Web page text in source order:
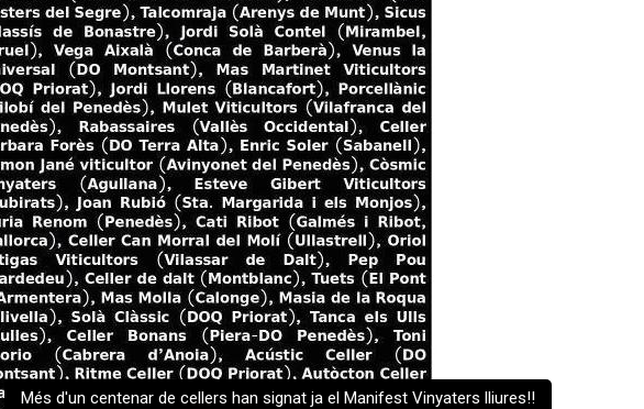
Més d'un centenar de cellers han signat ja el Manifest Vinyaters lliures!!